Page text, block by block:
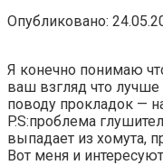
Опубликовано:
Я конечно понимаю
ваш взгляд что
поводу прокладок —
P.S:проблема
выпадает из хомута,
Вот меня и